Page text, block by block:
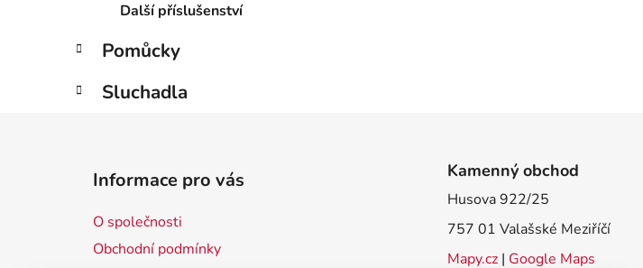
Další příslušenství
Pomůcky
Sluchadla
Informace pro vás
O společnosti
Obchodní podmínky
Kamenný obchod
Husova 922/25
757 01 Valašské Meziříčí
Mapy.cz| Google Maps